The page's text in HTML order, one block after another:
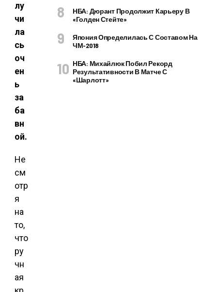
лу
чи
ла
сь
оч
ен
ь
за
ба
вн
ой.
Не
см
отр
я
на
то,
что
ру
чн
ая
НБА: Дюрант Продолжит Карьеру В
«Голден Стейте»
Япония Определилась С Составом На
ЧМ-2018
НБА: Михайлюк Побил Рекорд
Результативности В Матче С
«Шарлотт»